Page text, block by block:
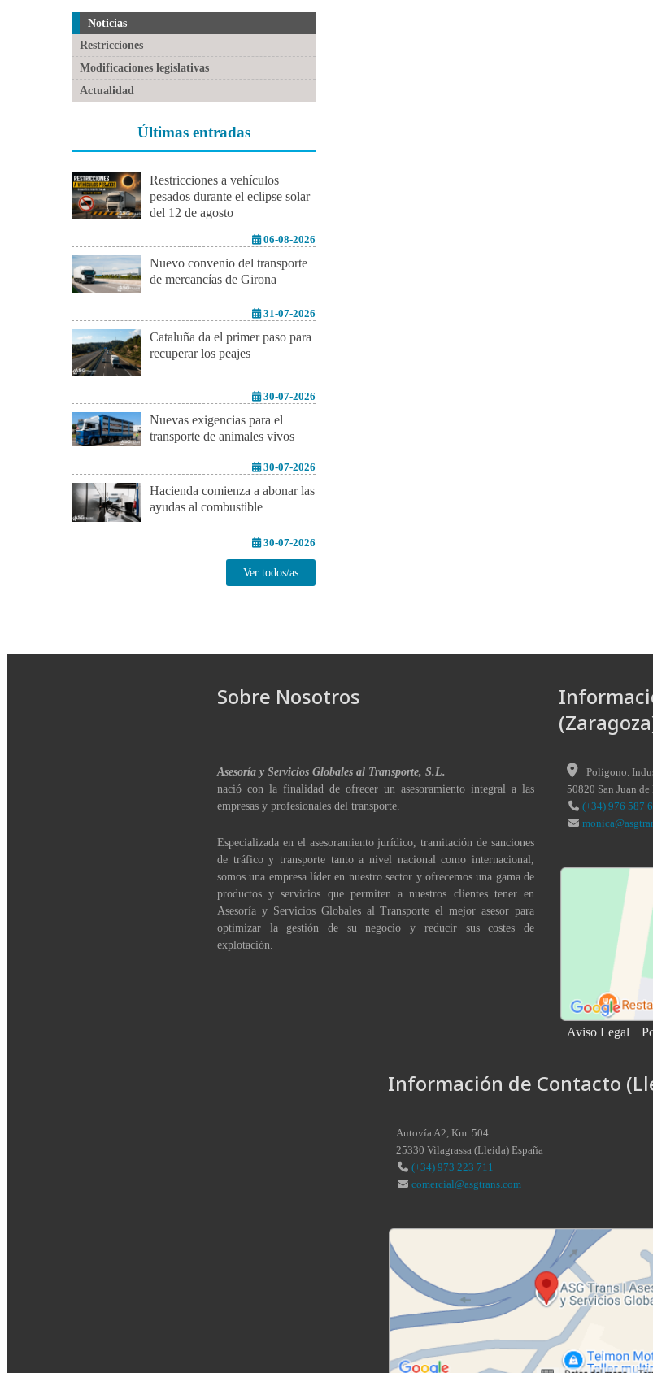
Noticias
Restricciones
Modificaciones legislativas
Actualidad
Últimas entradas
Restricciones a vehículos
pesados durante el eclipse solar
del 12 de agosto
06-08-2026
Nuevo convenio del transporte
de mercancías de Girona
31-07-2026
Cataluña da el primer paso para
recuperar los peajes
30-07-2026
Nuevas exigencias para el
transporte de animales vivos
30-07-2026
Hacienda comienza a abonar las
ayudas al combustible
30-07-2026
Ver todos/as
Sobre Nosotros
Asesoría y Servicios Globales al Transporte, S.L.
nació con la finalidad de ofrecer un asesoramiento integral a las
empresas y profesionales del transporte.
Especializada en el asesoramiento jurídico, tramitación de sanciones
de tráfico y transporte tanto a nivel nacional como internacional,
somos una empresa líder en nuestro sector y ofrecemos una gama de
productos y servicios que permiten a nuestros clientes tener en
Asesoría y Servicios Globales al Transporte el mejor asesor para
optimizar la gestión de su negocio y reducir sus costes de
explotación.
Poligono.
50820 San Juan
(+34) 976 587
Aviso Legal
Información de Contacto
Autovía A2, Km. 504
25330 Vilagrassa (Lleida) España
(+34) 973 223 711
comercial@asgtrans.com